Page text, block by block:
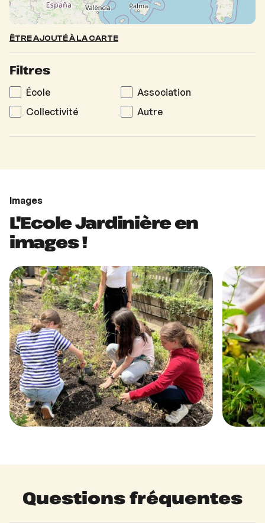
ÊTRE AJOUTÉ À LA CARTE
Filtres
École
Association
Collectivité
Autre
Images
L'Ecole Jardinière en
images !
Questions fréquentes